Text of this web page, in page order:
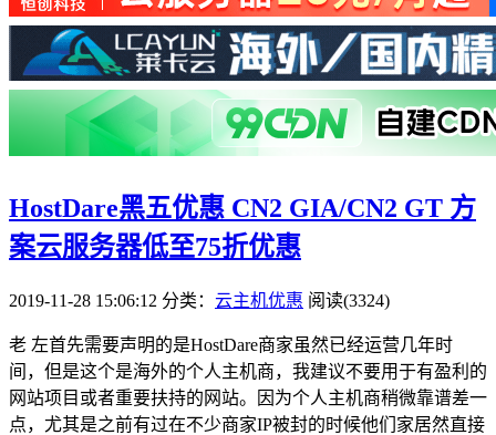
HostDare黑五优惠 CN2 GIA/CN2 GT 方
案云服务器低至75折优惠
2019-11-28 15:06:12 分类： 云主机优惠 阅读(3324)
老 左首先需要声明的是HostDare商家虽然已经运营几年时
间，但是这个是海外的个人主机商，我建议不要用于有盈利的
网站项目或者重要扶持的网站。因为个人主机商稍微靠谱差一
点，尤其是之前有过在不少商家IP被封的时候他们家居然直接